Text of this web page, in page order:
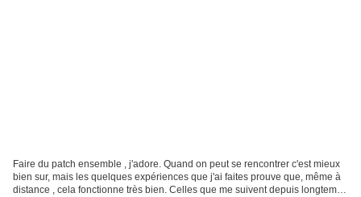
Faire du patch ensemble , j'adore. Quand on peut se rencontrer c'est mieux
bien sur, mais les quelques expériences que j'ai faites prouve que, même à
distance , cela fonctionne très bien. Celles que me suivent depuis longtemps